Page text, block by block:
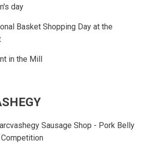
day
Basket Shopping Day at the
in the Mill
Sausage Shop - Pork Belly